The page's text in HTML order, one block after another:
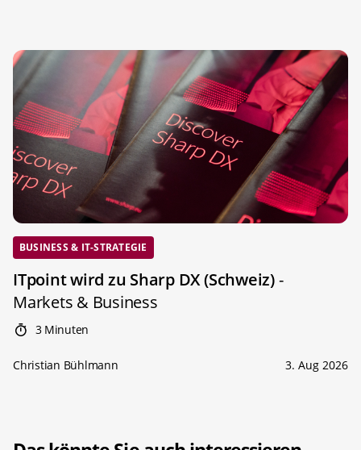
BUSINESS & IT-STRATEGIE
ITpoint wird zu Sharp DX (Schweiz)-
Markets & Business
3 Minuten
Christian Bühlmann 3. Aug 2026